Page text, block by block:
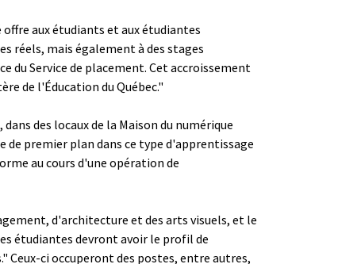
aux étudiants et aux étudiantes
réels, mais également à des stages
Service de placement. Cet accroissement
de l'Éducation du Québec."
des locaux de la Maison du numérique
premier plan dans ce type d'apprentissage
au cours d'une opération de
d'architecture et des arts visuels, et le
étudiantes devront avoir le profil de
Ceux-ci occuperont des postes, entre autres,